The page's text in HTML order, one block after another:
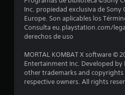
Inc. propiedad exclusiva de
Europe. Son aplicables los
Consulta eu.playstation.com/
derechos de uso
MORTAL KOMBAT X software ©
Entertainment Inc. Developed by
other trademarks and
respective owners. All rights